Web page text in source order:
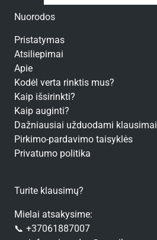
Nuorodos
Pristatymas
Atsiliepimai
Apie
Kodėl verta rinktis mus?
Kaip išsirinkti?
Kaip auginti?
Dažniausiai užduodami klausimai
Pirkimo-pardavimo taisyklės
Privatumo politika
Turite klausimų?
Mielai atsakysime:
📞 +37061887007